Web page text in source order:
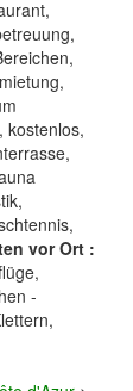
kostenlos,
vor Ort :
-